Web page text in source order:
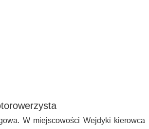
W miejscowości Wejdyki kierowca